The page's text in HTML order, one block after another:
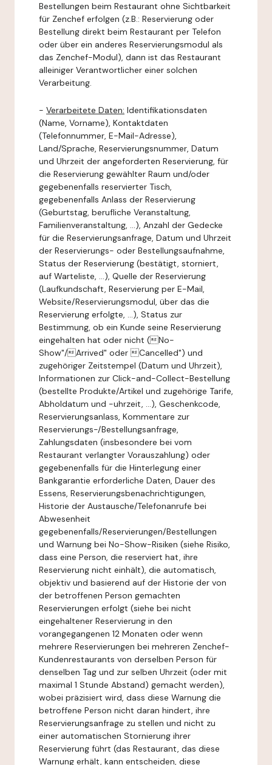
Bestellungen beim Restaurant ohne Sichtbarkeit
für Zenchef erfolgen (z.B.: Reservierung oder
Bestellung direkt beim Restaurant per Telefon
oder über ein anderes Reservierungsmodul als
das Zenchef-Modul), dann ist das Restaurant
alleiniger Verantwortlicher einer solchen
Verarbeitung.
- Verarbeitete Daten: Identifikationsdaten
(Name, Vorname), Kontaktdaten
(Telefonnummer, E-Mail-Adresse),
Land/Sprache, Reservierungsnummer, Datum
und Uhrzeit der angeforderten Reservierung, für
die Reservierung gewählter Raum und/oder
gegebenenfalls reservierter Tisch,
gegebenenfalls Anlass der Reservierung
(Geburtstag, berufliche Veranstaltung,
Familienveranstaltung, ...), Anzahl der Gedecke
für die Reservierungsanfrage, Datum und Uhrzeit
der Reservierungs- oder Bestellungsaufnahme,
Status der Reservierung (bestätigt, storniert,
auf Warteliste, ...), Quelle der Reservierung
(Laufkundschaft, Reservierung per E-Mail,
Website/Reservierungsmodul, über das die
Reservierung erfolgte, ...), Status zur
Bestimmung, ob ein Kunde seine Reservierung
eingehalten hat oder nicht (No-
Show"/Arrived" oder Cancelled") und
zugehöriger Zeitstempel (Datum und Uhrzeit),
Informationen zur Click-and-Collect-Bestellung
(bestellte Produkte/Artikel und zugehörige Tarife,
Abholdatum und -uhrzeit, ...), Geschenkcode,
Reservierungsanlass, Kommentare zur
Reservierungs-/Bestellungsanfrage,
Zahlungsdaten (insbesondere bei vom
Restaurant verlangter Vorauszahlung) oder
gegebenenfalls für die Hinterlegung einer
Bankgarantie erforderliche Daten, Dauer des
Essens, Reservierungsbenachrichtigungen,
Historie der Austausche/Telefonanrufe bei
Abwesenheit
gegebenenfalls/Reservierungen/Bestellungen
und Warnung bei No-Show-Risiken (siehe Risiko,
dass eine Person, die reserviert hat, ihre
Reservierung nicht einhält), die automatisch,
objektiv und basierend auf der Historie der von
der betroffenen Person gemachten
Reservierungen erfolgt (siehe bei nicht
eingehaltener Reservierung in den
vorangegangenen 12 Monaten oder wenn
mehrere Reservierungen bei mehreren Zenchef-
Kundenrestaurants von derselben Person für
denselben Tag und zur selben Uhrzeit (oder mit
maximal 1 Stunde Abstand) gemacht werden),
wobei präzisiert wird, dass diese Warnung die
betroffene Person nicht daran hindert, ihre
Reservierungsanfrage zu stellen und nicht zu
einer automatischen Stornierung ihrer
Reservierung führt (das Restaurant, das diese
Warnung erhält, kann entscheiden, diese